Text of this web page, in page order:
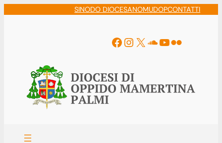
SINODO DIOCESANOMUDOPCONTATTI
Facebook
Instagram
X Soundcloud
YouTube
Flickr